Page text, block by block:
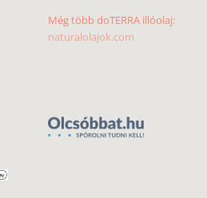
Még több doTERRA illóolaj:
naturalolajok.com